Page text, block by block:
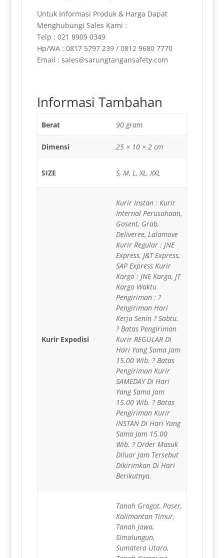
Untuk Informasi Produk & Harga Dapat
Menghubungi Sales Kami :
Telp : 021 8909 0349
Hp/WA : 0817 5797 239 / 0812 9680 7770
Email : sales@sarungtangansafety.com
Informasi Tambahan
Berat 90 gram
Dimensi 25 × 10 × 2 cm
SIZE S, M, L, XL, XXL
Kurir Expedisi
Kurir Instan : Kurir
Internal Perusahaan,
Gosent, Grab,
Deliveree, Lalamove
Kurir Regular : JNE
Express, J&T Express,
SAP Express Kurir
Kargo : JNE Kargo, JT
Kargo Waktu
Pengiriman : ?
Pengiriman Hari
Kerja Senin ? Sabtu.
? Batas Pengiriman
Kurir REGULAR Di
Hari Yang Sama Jam
15.00 Wib. ? Batas
Pengiriman Kurir
SAMEDAY Di Hari
Yang Sama Jam
15.00 Wib. ? Batas
Pengiriman Kurir
INSTAN Di Hari Yang
Sama Jam 15.00
Wib. ? Order Masuk
Diluar Jam Tersebut
Dikirimkan Di Hari
Berikutnya.
Tanah Grogot, Paser,
Kalimantan Timur,
Tanah Jawa,
Simalungun,
Sumatera Utara,